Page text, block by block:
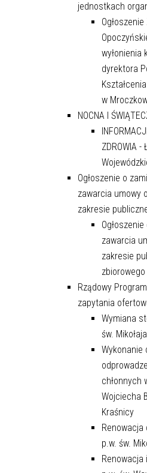
jednostkach
wyłonienia
dyrektora
w
NOCNA I
ZDROWIA -
Ogłoszenie o
zawarcia umowy
zakresie
zawarcia
zakresie
zbiorowego
Rządowy
zapytania
Wymiana
św.
Wykonanie
chłonnych
Wojciecha
Kraśnicy
Renowacja
p.w. św.
Renowacja